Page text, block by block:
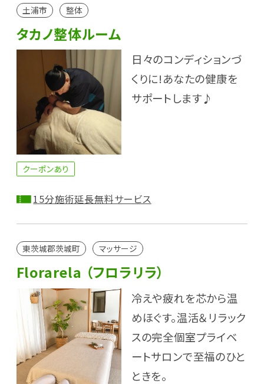
土浦市 整体
タカノ整体ルーム
日々のコンディションづ
くりに!あなたの健康を
サポートします♪
クーポンあり
15分施術延長無料サービス
東茨城郡茨城町 マッサージ
Florarela （フロラリラ）
冷えや疲れを芯から温
めほぐす。温活＆リラック
スの完全個室プライベ
ートサロンで至福のひと
ときを。